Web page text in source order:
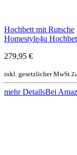
Hochbett mit Rutsche
Homestyle4u
279,95 €
inkl. gesetzlicher MwSt.
mehr DetailsBei